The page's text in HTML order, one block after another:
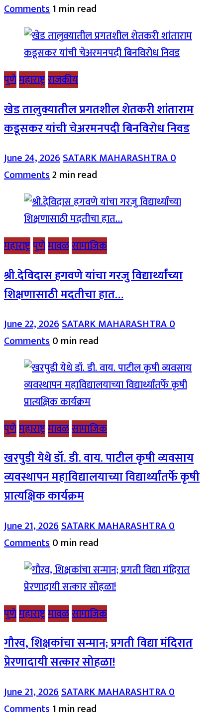
Comments1 min read
पुणेमहाराष्ट्रराजकीय
खेड तालुक्यातील प्रगतशील शेतकरी शांताराम
कडूसकर यांची चेअरमनपदी बिनविरोध निवड
June 24, 2026SATARK MAHARASHTRA0
Comments2 min read
महाराष्ट्रपुणेमावळसामाजिक
श्री.देविदास हगवणे यांचा गरजु विद्यार्थ्यांच्या
शिक्षणासाठी मदतीचा हात…
June 22, 2026SATARK MAHARASHTRA0
Comments0 min read
पुणेमहाराष्ट्रमावळसामाजिक
खरपुडी येथे डॉ. डी. वाय. पाटील कृषी व्यवसाय
व्यवस्थापन महाविद्यालयाच्या विद्यार्थ्यांतर्फे कृषी
प्रात्यक्षिक कार्यक्रम
June 21, 2026SATARK MAHARASHTRA0
Comments0 min read
पुणेमहाराष्ट्रमावळसामाजिक
गौरव, शिक्षकांचा सन्मान; प्रगती विद्या मंदिरात
प्रेरणादायी सत्कार सोहळा!
June 21, 2026SATARK MAHARASHTRA0